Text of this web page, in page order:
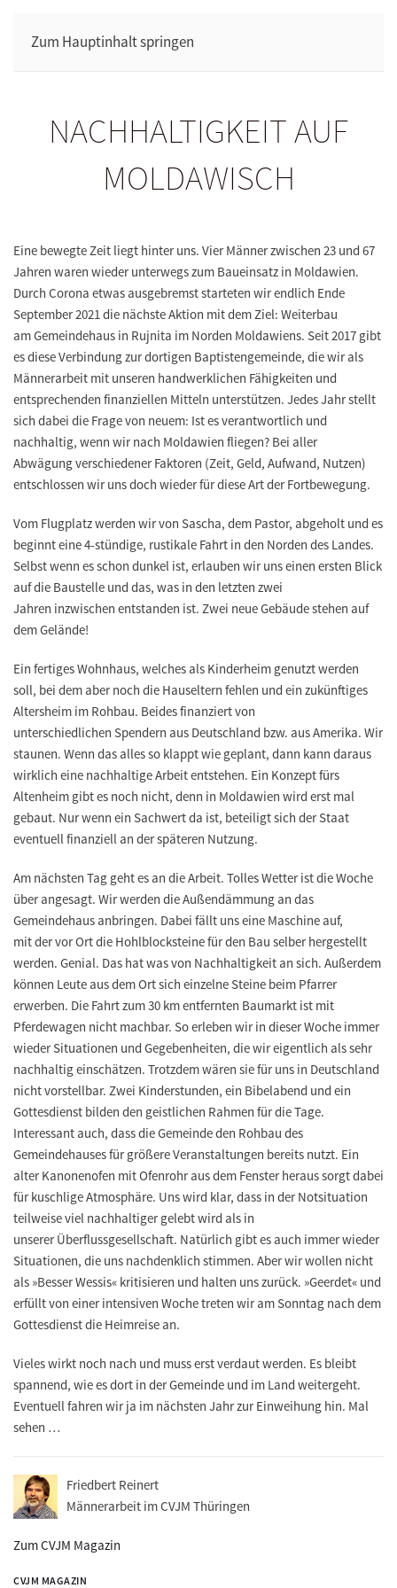
Zum Hauptinhalt springen
NACHHALTIGKEIT AUF
MOLDAWISCH
Eine bewegte Zeit liegt hinter uns. Vier Männer zwischen 23 und 67
Jahren waren wieder unterwegs zum Baueinsatz in Moldawien.
Durch Corona etwas ausgebremst starteten wir endlich Ende
September 2021 die nächste Aktion mit dem Ziel: Weiterbau
am Gemeindehaus in Rujnita im Norden Moldawiens. Seit 2017 gibt
es diese Verbindung zur dortigen Baptistengemeinde, die wir als
Männerarbeit mit unseren handwerklichen Fähigkeiten und
entsprechenden finanziellen Mitteln unterstützen. Jedes Jahr stellt
sich dabei die Frage von neuem: Ist es verantwortlich und
nachhaltig, wenn wir nach Moldawien fliegen? Bei aller
Abwägung verschiedener Faktoren (Zeit, Geld, Aufwand, Nutzen)
entschlossen wir uns doch wieder für diese Art der Fortbewegung.
Vom Flugplatz werden wir von Sascha, dem Pastor, abgeholt und es
beginnt eine 4-stündige, rustikale Fahrt in den Norden des Landes.
Selbst wenn es schon dunkel ist, erlauben wir uns einen ersten Blick
auf die Baustelle und das, was in den letzten zwei
Jahren inzwischen entstanden ist. Zwei neue Gebäude stehen auf
dem Gelände!
Ein fertiges Wohnhaus, welches als Kinderheim genutzt werden
soll, bei dem aber noch die Hauseltern fehlen und ein zukünftiges
Altersheim im Rohbau. Beides finanziert von
unterschiedlichen Spendern aus Deutschland bzw. aus Amerika. Wir
staunen. Wenn das alles so klappt wie geplant, dann kann daraus
wirklich eine nachhaltige Arbeit entstehen. Ein Konzept fürs
Altenheim gibt es noch nicht, denn in Moldawien wird erst mal
gebaut. Nur wenn ein Sachwert da ist, beteiligt sich der Staat
eventuell finanziell an der späteren Nutzung.
Am nächsten Tag geht es an die Arbeit. Tolles Wetter ist die Woche
über angesagt. Wir werden die Außendämmung an das
Gemeindehaus anbringen. Dabei fällt uns eine Maschine auf,
mit der vor Ort die Hohlblocksteine für den Bau selber hergestellt
werden. Genial. Das hat was von Nachhaltigkeit an sich. Außerdem
können Leute aus dem Ort sich einzelne Steine beim Pfarrer
erwerben. Die Fahrt zum 30 km entfernten Baumarkt ist mit
Pferdewagen nicht machbar. So erleben wir in dieser Woche immer
wieder Situationen und Gegebenheiten, die wir eigentlich als sehr
nachhaltig einschätzen. Trotzdem wären sie für uns in Deutschland
nicht vorstellbar. Zwei Kinderstunden, ein Bibelabend und ein
Gottesdienst bilden den geistlichen Rahmen für die Tage.
Interessant auch, dass die Gemeinde den Rohbau des
Gemeindehauses für größere Veranstaltungen bereits nutzt. Ein
alter Kanonenofen mit Ofenrohr aus dem Fenster heraus sorgt dabei
für kuschlige Atmosphäre. Uns wird klar, dass in der Notsituation
teilweise viel nachhaltiger gelebt wird als in
unserer Überflussgesellschaft. Natürlich gibt es auch immer wieder
Situationen, die uns nachdenklich stimmen. Aber wir wollen nicht
als »Besser Wessis« kritisieren und halten uns zurück. »Geerdet« und
erfüllt von einer intensiven Woche treten wir am Sonntag nach dem
Gottesdienst die Heimreise an.
Vieles wirkt noch nach und muss erst verdaut werden. Es bleibt
spannend, wie es dort in der Gemeinde und im Land weitergeht.
Eventuell fahren wir ja im nächsten Jahr zur Einweihung hin. Mal
sehen …
Friedbert Reinert
Männerarbeit im CVJM Thüringen
Zum CVJM Magazin
CVJM MAGAZIN